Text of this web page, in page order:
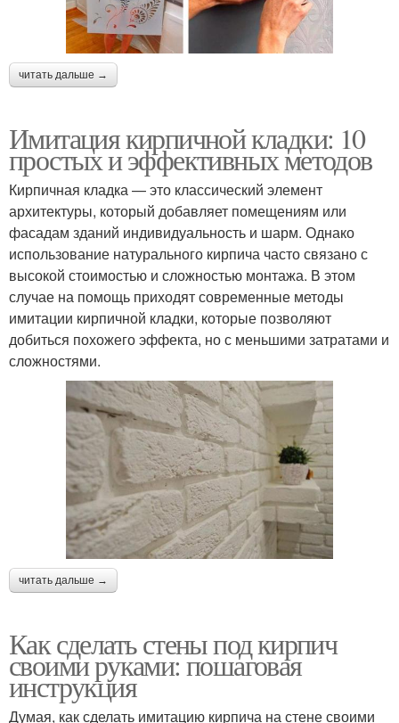
читать дальше →
Имитация кирпичной кладки: 10
простых и эффективных методов
Кирпичная кладка — это классический элемент
архитектуры, который добавляет помещениям или
фасадам зданий индивидуальность и шарм. Однако
использование натурального кирпича часто связано с
высокой стоимостью и сложностью монтажа. В этом
случае на помощь приходят современные методы
имитации кирпичной кладки, которые позволяют
добиться похожего эффекта, но с меньшими затратами и
сложностями.
читать дальше →
Как сделать стены под кирпич
своими руками: пошаговая
инструкция
Думая, как сделать имитацию кирпича на стене своими